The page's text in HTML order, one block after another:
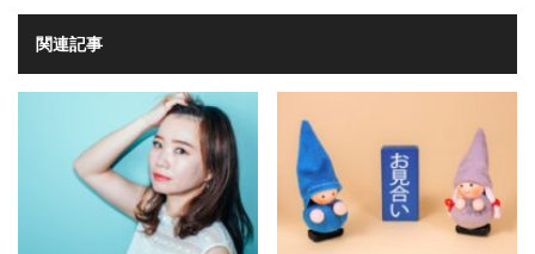
関連記事